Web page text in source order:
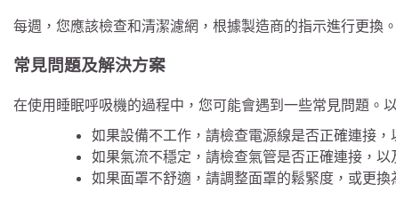
每週，您應該檢查和清潔濾網，根據製造商的指示進行更換
常見問題及解決方案
在使用睡眠呼吸機的過程中，您可能會遇到一些常見問題。
如果設備不工作，請檢查電源線是否正確連接，
如果氣流不穩定，請檢查氣管是否正確連接，以
如果面罩不舒適，請調整面罩的鬆緊度，或更換